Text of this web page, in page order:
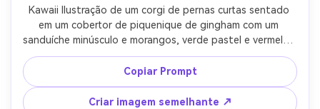
Kawaii Ilustração de um corgi de pernas curtas sentado
em um cobertor de piquenique de gingham com um
sanduíche minúsculo e morangos, verde pastel e vermelho
sotaques, contorno grosso, sombreamento suave,
destaques dos olhos brilhantes, fundo mínimo com
nuvens e corações, vibração alegre e saudável, lente de
85mm, profundidade de campo rasa- -ar 4:5
Copiar Prompt
Criar imagem semelhante ↗